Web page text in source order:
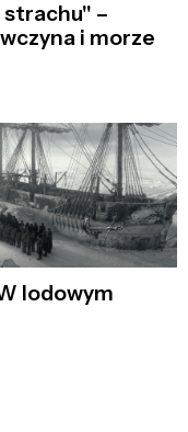
–
i morze
lodowym